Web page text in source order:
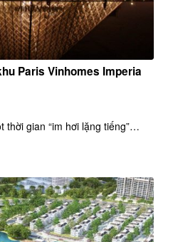
Paris Vinhomes Imperia
thời gian “im hơi lặng tiếng”…